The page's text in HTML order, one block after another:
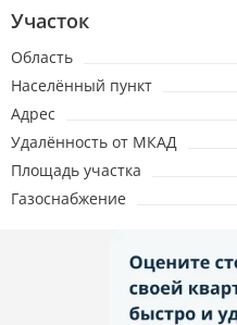
3.04.2026
5.08.2025
Участок
Область
Населённый пункт
Адрес
Удалённость от МКАД
Площадь участка
Газоснабжение